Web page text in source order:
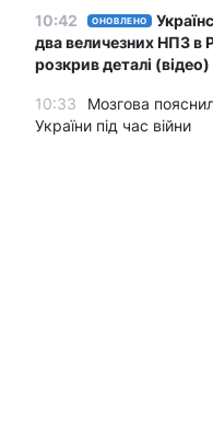
10:42 ОНОВЛЕНО
два величезних НПЗ в
розкрив деталі (відео)
10:33
Мозгова
України під час війни